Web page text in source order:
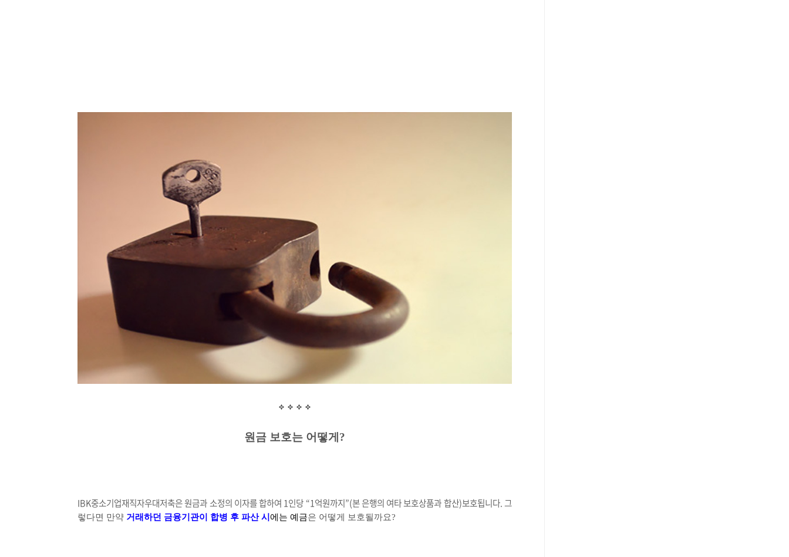
원금 보호는 어떻게 ?
IBK중소기업재직자우대저축은 원금과 소정의 이자를 합하여 1인당 “1억원까지”(본 은행의 여타 보호상품과 합산)보호됩니다. 그
렇다면 만약 거래하던 금융기관이 합병 후 파산 시 에는 예금은 어떻게 보호될까요?